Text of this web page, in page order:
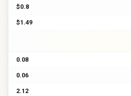
$0.8
$1.49
0.08
0.06
2.12